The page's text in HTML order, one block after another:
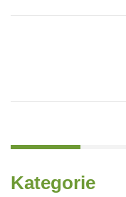
Kategorie